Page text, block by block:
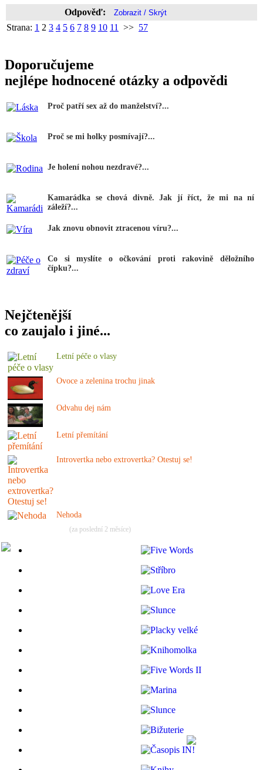
Odpověď:
Strana: 1 2 3 4 5 6 7 8 9 10 11 >> 57
Doporučujeme
nejlépe hodnocené otázky a odpovědi
Proč patří sex až do manželství?...
Proč se mi holky posmívají?...
Je holení nohou nezdravé?...
Kamarádka se chová divně. Jak jí říct, že mi na ní
záleží?...
Jak znovu obnovit ztracenou víru?...
Co si myslíte o očkování proti rakovině děložního
čípku?...
Nejčtenější
co zaujalo i jiné...
Letní péče o vlasy
Ovoce a zelenina trochu jinak
Odvahu dej nám
Letní přemítání
Introvertka nebo extrovertka? Otestuj se!
Nehoda
(za poslední 2 měsíce)